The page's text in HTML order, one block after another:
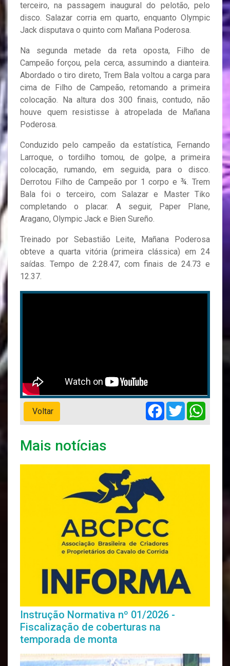
terceiro, na passagem inaugural do pelotão, pelo
disco. Salazar corria em quarto, enquanto Olympic
Jack disputava o quinto com Mañana Poderosa.
Na segunda metade da reta oposta, Filho de
Campeão forçou, pela cerca, assumindo a dianteira.
Abordado o tiro direto, Trem Bala voltou a carga para
cima de Filho de Campeão, retomando a primeira
colocação. Na altura dos 300 finais, contudo, não
houve quem resistisse à atropelada de Mañana
Poderosa.
Conduzido pelo campeão da estatística, Fernando
Larroque, o tordilho tomou, de golpe, a primeira
colocação, rumando, em seguida, para o disco.
Derrotou Filho de Campeão por 1 corpo e ¾. Trem
Bala foi o terceiro, com Salazar e Master Tiko
completando o placar. A seguir, Paper Plane,
Aragano, Olympic Jack e Bien Sureño.
Treinado por Sebastião Leite, Mañana Poderosa
obteve a quarta vitória (primeira clássica) em 24
saídas. Tempo de 2:28.47, com finais de 24.73 e
12.37.
Voltar
Facebook
Twitter
Mais notícias
Instrução Normativa nº 01/2026 -
Fiscalização de coberturas na
temporada de monta